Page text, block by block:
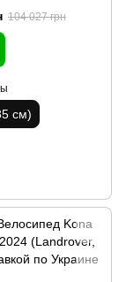
104 027 грн
см)